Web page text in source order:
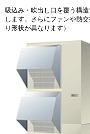
吸込み・吹出し口を覆う構
します。さらにファンや熱
り形状が異なります）